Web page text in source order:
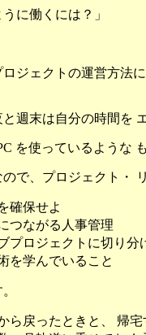
に働くには？」
ジェクトの運営方法
週末は自分の時間を
を使っているような
で、プロジェクト・
確保せよ
つながる人事管理
プロジェクトに切り
を学んでいること
戻ったときと、 帰宅